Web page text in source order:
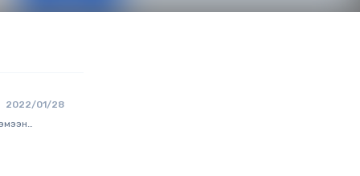
2022/01/28
үзэл